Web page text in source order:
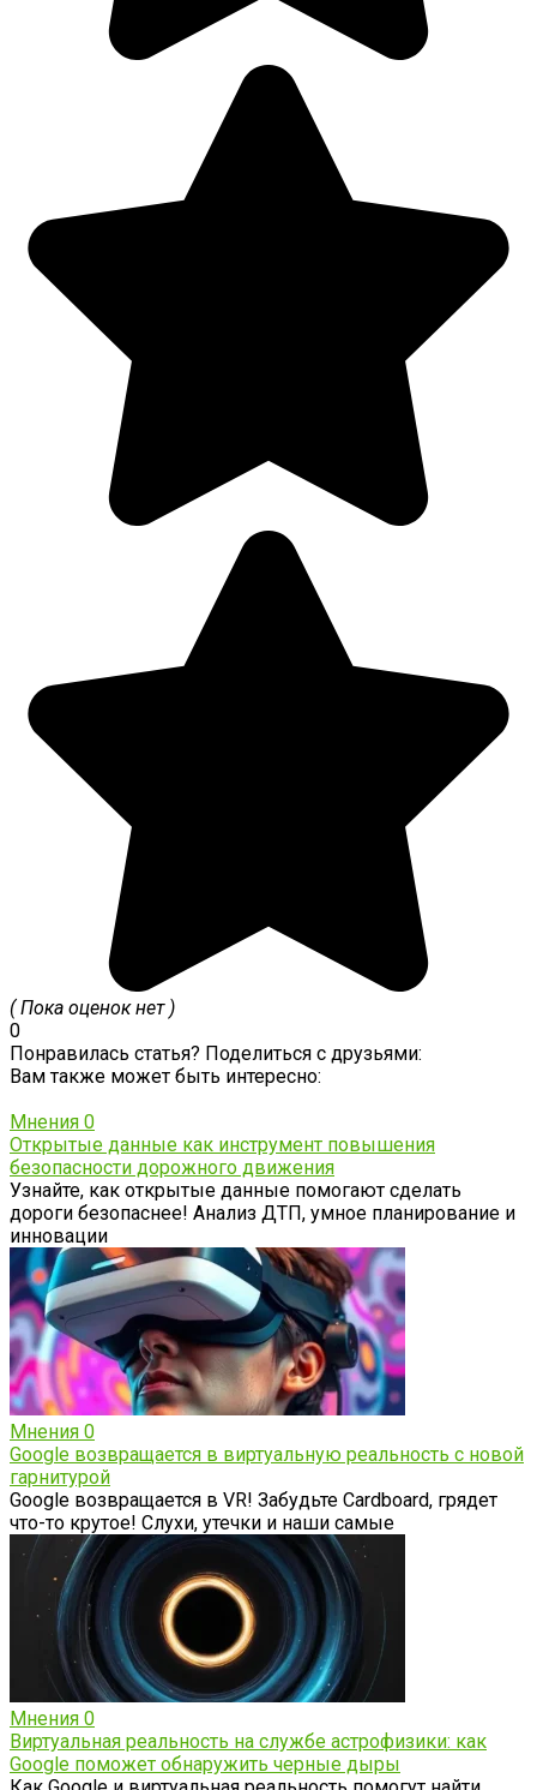
( Пока оценок нет )
0
Понравилась статья? Поделиться с друзьями:
Вам также может быть интересно:
Мнения 0
Открытые данные как инструмент повышения
безопасности дорожного движения
Узнайте, как открытые данные помогают сделать
дороги безопаснее! Анализ ДТП, умное планирование и
инновации
Мнения 0
Google возвращается в виртуальную реальность с новой
гарнитурой
Google возвращается в VR! Забудьте Cardboard, грядет
что-то крутое! Слухи, утечки и наши самые
Мнения 0
Виртуальная реальность на службе астрофизики: как
Google поможет обнаружить черные дыры